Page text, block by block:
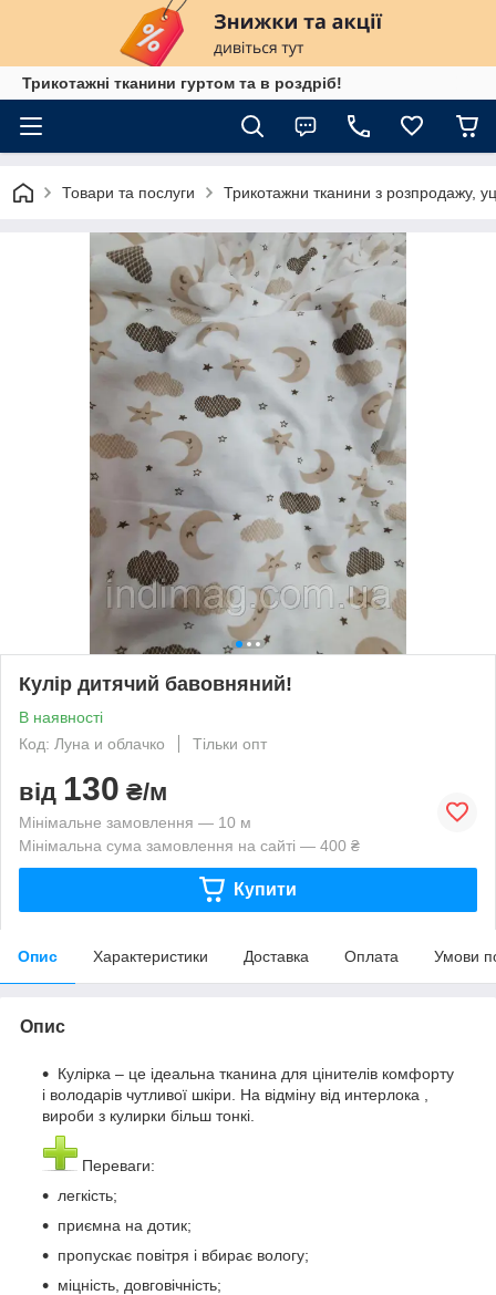
Трикотажні тканини гуртом та в роздріб!
Товари та послуги Трикотажни тканини з розпродажу,
Кулір дитячий бавовняний!
В наявності
Код: Луна и облачко
Тільки опт
від 130 ₴/м
Мінімальне замовлення — 10 м
Мінімальна сума замовлення на сайті — 400 ₴
Купити
Опис Характеристики Доставка Оплата Умови
Опис
Кулірка – це ідеальна тканина для цінителів комфорту
і володарів чутливої шкіри. На відміну від интерлока ,
вироби з кулирки більш тонкі.
Переваги:
легкість;
приємна на дотик;
пропускає повітря і вбирає вологу;
міцність, довговічність;